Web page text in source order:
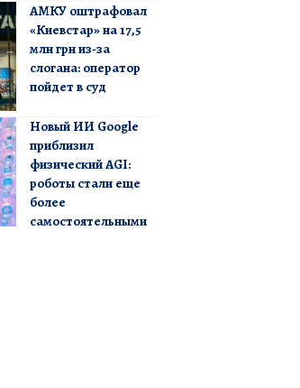
АМКУ оштрафовал
«Киевстар» на 17,5
млн грн из-за
слогана: оператор
пойдет в суд
Новый ИИ Google
приблизил
физический AGI:
роботы стали еще
более
самостоятельными